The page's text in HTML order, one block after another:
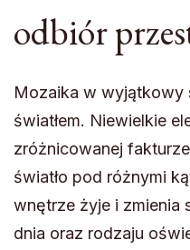
odbiór
Mozaika w wyjątkowy
światłem. Niewielkie
zróżnicowanej
światło pod różnymi
wnętrze żyje i zmienia
dnia oraz rodzaju